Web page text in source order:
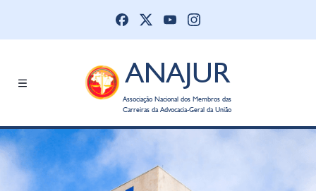
ANAJUR
Associação Nacional dos Membros das
Carreiras da Advocacia-Geral da União